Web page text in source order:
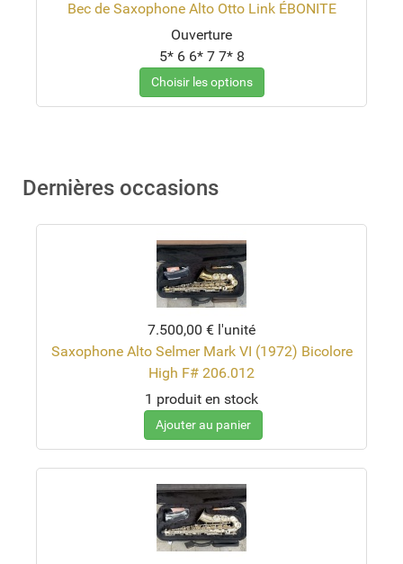
Bec de Saxophone Alto Otto Link ÉBONITE
Ouverture
5* 6 6* 7 7* 8
Choisir les options
Dernières occasions
7.500,00 € l'unité
Saxophone Alto Selmer Mark VI (1972) Bicolore
High F# 206.012
1 produit en stock
Ajouter au panier